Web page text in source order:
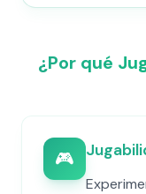
¿Por qué
🎮